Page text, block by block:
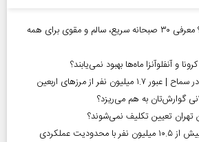
صبحانه چی درست کنم؟ معرفی ۳۰ صبحانه سریع، سالم و مقوی برای همه
و آنفلوآنزا ماه‌ها بهبود نمی‌یابند؟
گوارش‌تان به هم می‌ریزد؟
تهران تعیین تکلیف نمی‌شوند؟
آمار معلولیت در ایران | بیش از ۱۰.۵ میلیون نفر با محدودیت عملکردی